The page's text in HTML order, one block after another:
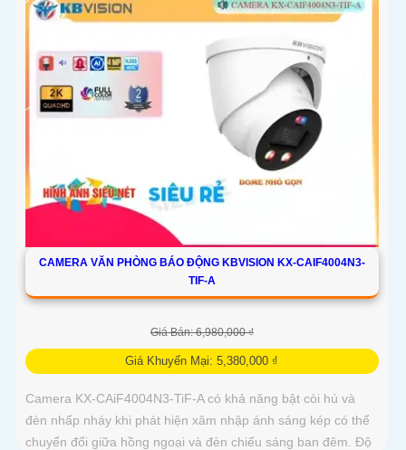
CAMERA VĂN PHÒNG BÁO ĐỘNG KBVISION KX-CAIF4004N3-
TIF-A
Giá Bán: 6,980,000 ₫
Giá Khuyến Mại: 5,380,000 ₫
Camera KX-CAiF4004N3-TiF-A có khả năng bật còi hú và
đèn nhấp nháy khi phát hiện xâm nhập ánh sáng kép có thể
chuyển đổi giữa hồng ngoại và đèn chiếu sáng ban đêm. Độ